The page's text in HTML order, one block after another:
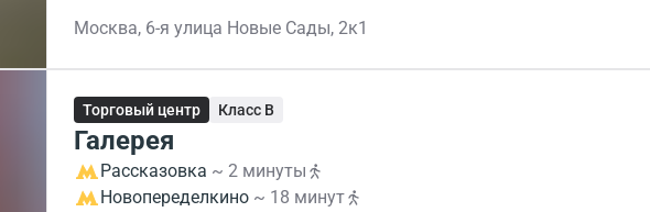
Москва, 6-я улица Новые Сады, 2к1
Торговый центр Класс B
Галерея
Рассказовка ~ 2 минуты
Новопеределкино ~ 18 минут